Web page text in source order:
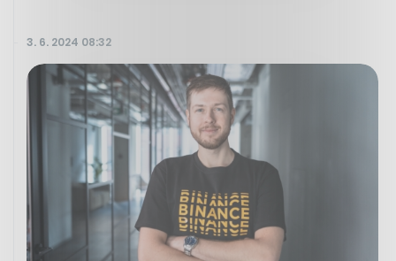
3. 6. 2024 08:32